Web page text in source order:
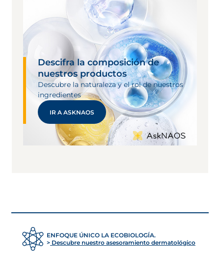
Descifra la composición de
nuestros productos
Descubre la naturaleza y el rol de nuestros
ingredientes
IR A ASKNAOS
ENFOQUE ÚNICO LA ECOBIOLOGÍA.
Descubre nuestro asesoramiento dermatológico